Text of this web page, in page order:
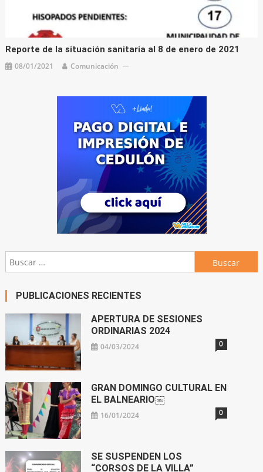
Reporte de la situación sanitaria al 8 de enero de 2021
08/01/2021 Comunicación
Buscar:
PUBLICACIONES RECIENTES
APERTURA DE SESIONES
ORDINARIAS 2024
04/03/2024 0
GRAN DOMINGO CULTURAL EN
EL BALNEARIO￼
16/01/2024 0
SE SUSPENDEN LOS
“CORSOS DE LA VILLA”